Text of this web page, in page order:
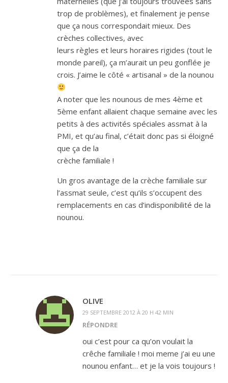
trop de problèmes), et finalement je pense
que ça nous correspondait mieux. Des
crèches collectives, avec
leurs règles et leurs horaires rigides (tout le
monde pareil), ça m’aurait un peu gonflée je
crois. J’aime le côté « artisanal » de la nounou
A noter que les nounous de mes 4ème et
5ème enfant allaient chaque semaine avec les
petits à des activités spéciales assmat à la
PMI, et qu’au final, c’était donc pas si éloigné
que ça de la
crèche familiale !
Un gros avantage de la crèche familiale sur
l’assmat seule, c’est qu’ils s’occupent des
remplacements en cas d’indisponibilité de la
nounou.
OLIVE
29 SEPTEMBRE 2012 À 20 H 42 MIN
RÉPONDRE
oui c’est pour ca qu’on voulait la
crêche familiale ! moi meme j’ai eu une
nounou enfant… et je la vois toujours !